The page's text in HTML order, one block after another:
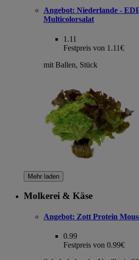
Angebot: Niederlande -
Multicolorsalat
1.11
Festpreis von 1.11€
mit Ballen, Stück
Mehr laden
Molkerei & Käse
Angebot: Zott Protein
0.99
Festpreis von 0.99€